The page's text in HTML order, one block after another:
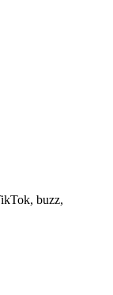
buzz,